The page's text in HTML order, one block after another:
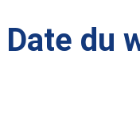
Date du